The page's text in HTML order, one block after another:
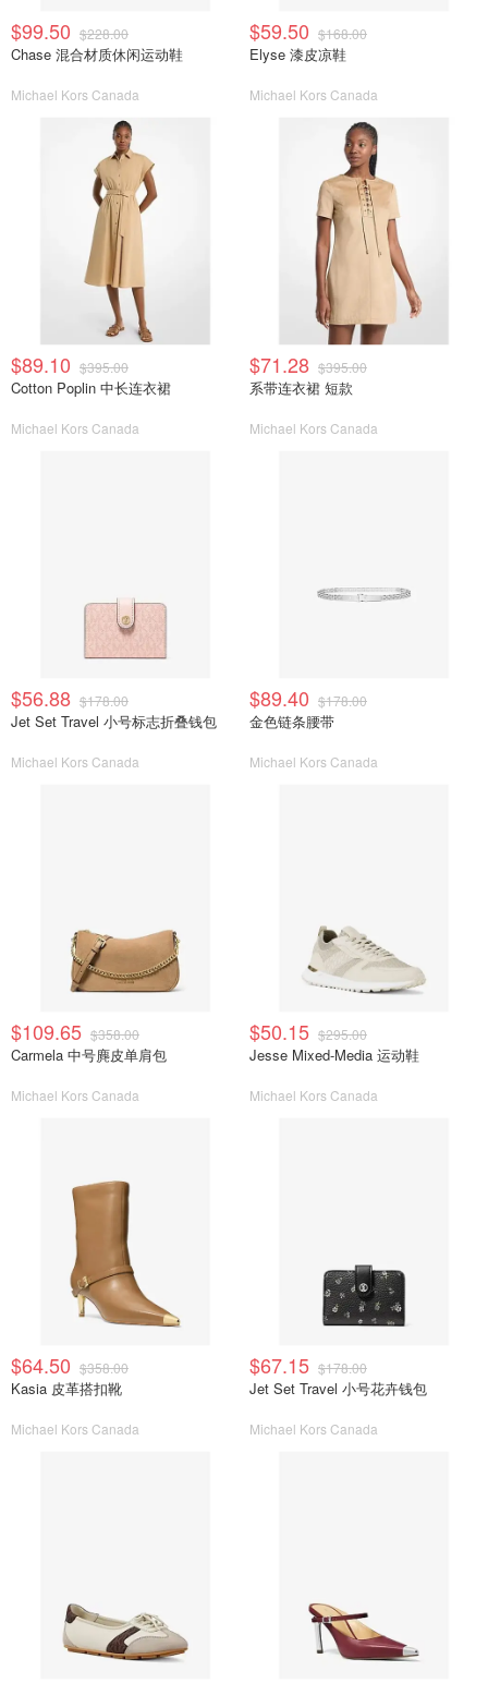
$99.50 $228.00
Chase 混合材质休闲运动鞋
Michael Kors Canada
$59.50 $168.00
Elyse 漆皮凉鞋
Michael Kors Canada
$89.10 $395.00
Cotton Poplin 中长连衣裙
Michael Kors Canada
$71.28 $395.00
系带连衣裙 短款
Michael Kors Canada
$56.88 $178.00
Jet Set Travel 小号标志折叠钱包
Michael Kors Canada
$89.40 $178.00
金色链条腰带
Michael Kors Canada
$109.65 $358.00
Carmela 中号麂皮单肩包
Michael Kors Canada
$50.15 $295.00
Jesse Mixed-Media 运动鞋
Michael Kors Canada
$64.50 $358.00
Kasia 皮革搭扣靴
Michael Kors Canada
$67.15 $178.00
Jet Set Travel 小号花卉钱包
Michael Kors Canada